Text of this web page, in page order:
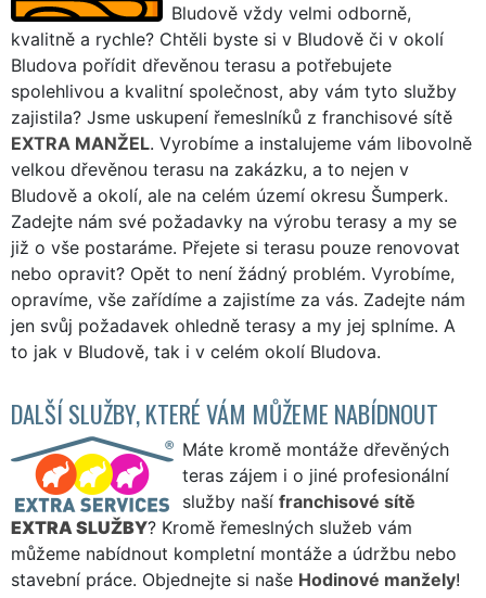
Bludově vždy velmi odborně,
kvalitně a rychle? Chtěli byste si v Bludově či v okolí
Bludova pořídit dřevěnou terasu a potřebujete
spolehlivou a kvalitní společnost, aby vám tyto služby
zajistila? Jsme uskupení řemeslníků z franchisové sítě
EXTRA MANŽEL. Vyrobíme a instalujeme vám libovolně
velkou dřevěnou terasu na zakázku, a to nejen v
Bludově a okolí, ale na celém území okresu Šumperk.
Zadejte nám své požadavky na výrobu terasy a my se
již o vše postaráme. Přejete si terasu pouze renovovat
nebo opravit? Opět to není žádný problém. Vyrobíme,
opravíme, vše zařídíme a zajistíme za vás. Zadejte nám
jen svůj požadavek ohledně terasy a my jej splníme. A
to jak v Bludově, tak i v celém okolí Bludova.
DALŠÍ SLUŽBY, KTERÉ VÁM MŮŽEME NABÍDNOUT
Máte kromě montáže dřevěných
teras zájem i o jiné profesionální
služby naší franchisové sítě
EXTRA SLUŽBY? Kromě řemeslných služeb vám
můžeme nabídnout kompletní montáže a údržbu nebo
stavební práce. Objednejte si naše Hodinové manžely!